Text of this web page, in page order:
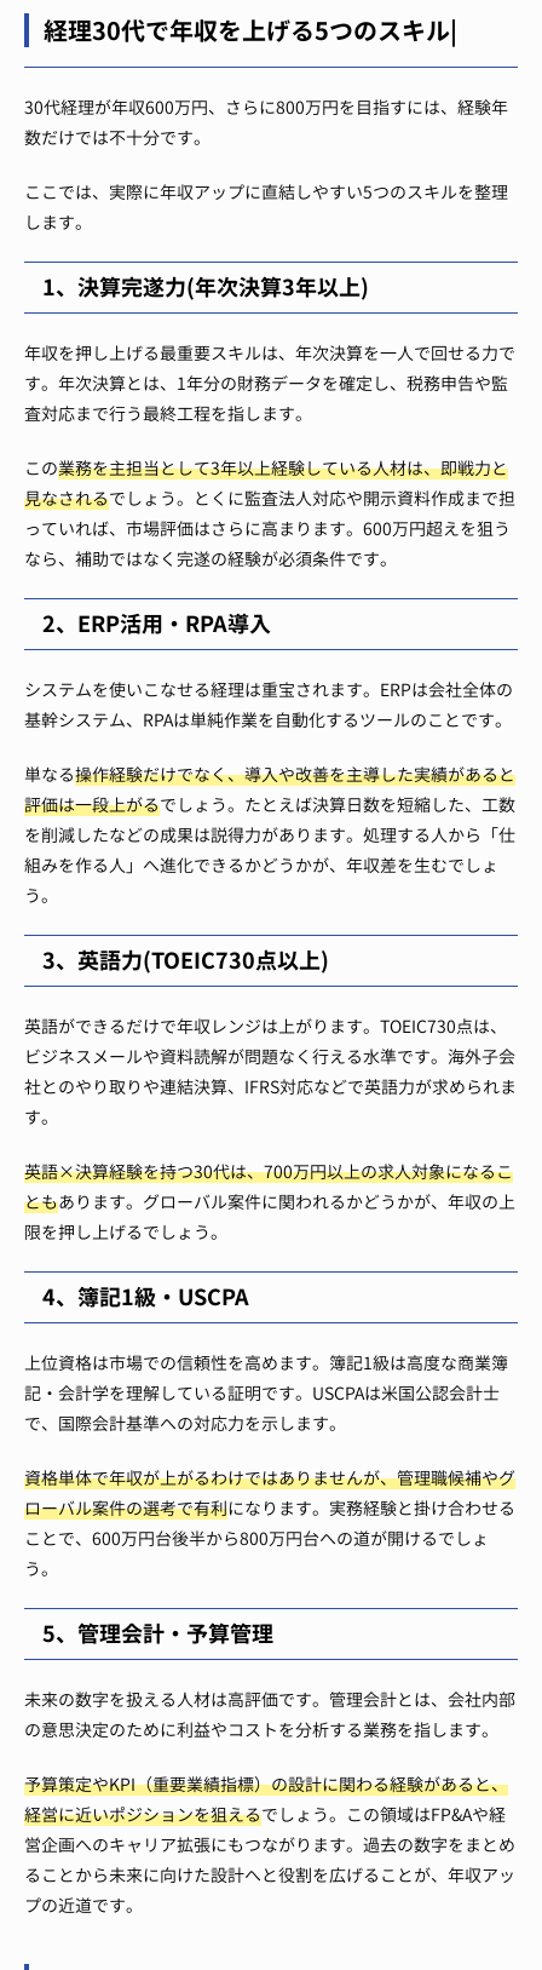
経理30代で年収を上げる5つのスキル|
30代経理が年収600万円、さらに800万円を目指すには、経験年
数だけでは不十分です。
ここでは、実際に年収アップに直結しやすい5つのスキルを整理
します。
1、決算完遂力(年次決算3年以上)
年収を押し上げる最重要スキルは、年次決算を一人で回せる力で
す。年次決算とは、1年分の財務データを確定し、税務申告や監
査対応まで行う最終工程を指します。
この業務を主担当として3年以上経験している人材は、即戦力と
見なされるでしょう。とくに監査法人対応や開示資料作成まで担
っていれば、市場評価はさらに高まります。600万円超えを狙う
なら、補助ではなく完遂の経験が必須条件です。
2、ERP活用・RPA導入
システムを使いこなせる経理は重宝されます。ERPは会社全体の
基幹システム、RPAは単純作業を自動化するツールのことです。
単なる操作経験だけでなく、導入や改善を主導した実績があると
評価は一段上がるでしょう。たとえば決算日数を短縮した、工数
を削減したなどの成果は説得力があります。処理する人から「仕
組みを作る人」へ進化できるかどうかが、年収差を生むでしょ
う。
3、英語力(TOEIC730点以上)
英語ができるだけで年収レンジは上がります。TOEIC730点は、
ビジネスメールや資料読解が問題なく行える水準です。海外子会
社とのやり取りや連結決算、IFRS対応などで英語力が求められま
す。
英語×決算経験を持つ30代は、700万円以上の求人対象になるこ
ともあります。グローバル案件に関われるかどうかが、年収の上
限を押し上げるでしょう。
4、簿記1級・USCPA
上位資格は市場での信頼性を高めます。簿記1級は高度な商業簿
記・会計学を理解している証明です。USCPAは米国公認会計士
で、国際会計基準への対応力を示します。
資格単体で年収が上がるわけではありませんが、管理職候補やグ
ローバル案件の選考で有利になります。実務経験と掛け合わせる
ことで、600万円台後半から800万円台への道が開けるでしょ
う。
5、管理会計・予算管理
未来の数字を扱える人材は高評価です。管理会計とは、会社内部
の意思決定のために利益やコストを分析する業務を指します。
予算策定やKPI（重要業績指標）の設計に関わる経験があると、
経営に近いポジションを狙えるでしょう。この領域はFP&Aや経
営企画へのキャリア拡張にもつながります。過去の数字をまとめ
ることから未来に向けた設計へと役割を広げることが、年収アッ
プの近道です。